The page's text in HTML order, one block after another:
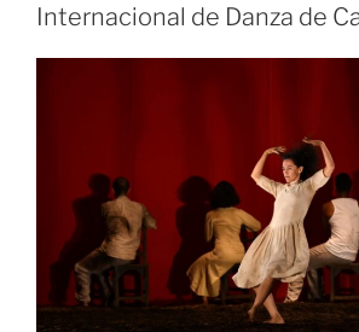
Internacional de Danza de